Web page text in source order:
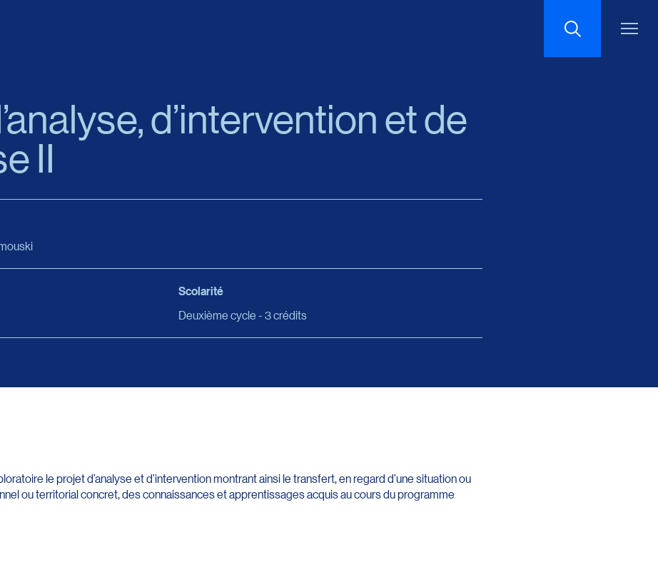
d’intervention et de
II
Scolarité
Deuxième cycle - 3 crédits
le projet d’analyse et d’intervention montrant ainsi le transfert, en regard d’une situation ou
ou territorial concret, des connaissances et apprentissages acquis au cours du programme